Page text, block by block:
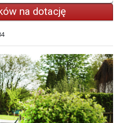
na dotację